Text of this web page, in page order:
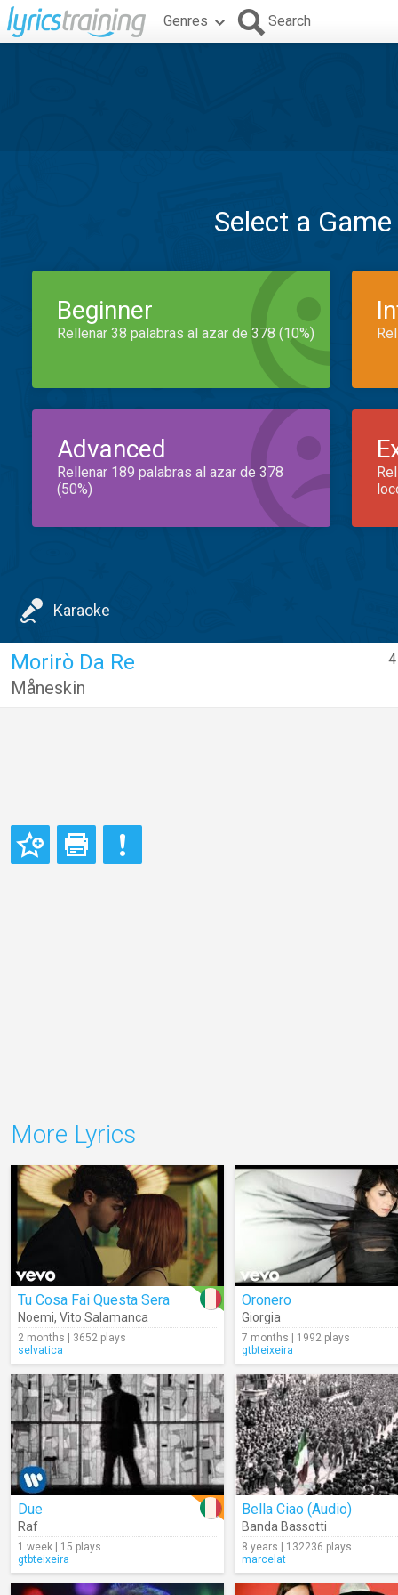
Genres Search
Select a
Beginner
Rellenar 38 palabras al azar de 378 (10%)
Advanced
Rellenar 189 palabras al azar de 378
(50%)
Karaoke
Morirò Da Re
Måneskin
More Lyrics
Tu Cosa Fai Questa Sera
Noemi, Vito Salamanca
2 months | 3652 plays
selvatica
Oronero
Giorgia
7 months | 1992 plays
gtbteixeira
Due
Raf
1 week | 15 plays
gtbteixeira
Bella Ciao (Audio)
Banda Bassotti
8 years | 132236 plays
marcelat